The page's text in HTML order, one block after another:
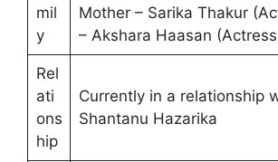
mil
y
Mother – Sarika Thakur
– Akshara Haasan
Rel
ati
ons
hip
Currently in a relationship
Shantanu Hazarika